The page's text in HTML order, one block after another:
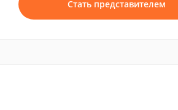
Стать представителем